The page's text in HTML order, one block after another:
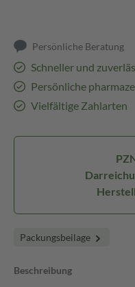
Persönliche Beratung
Schneller und
Persönliche
Vielfältige Zahlarten
Packungsbeilage
Beschreibung